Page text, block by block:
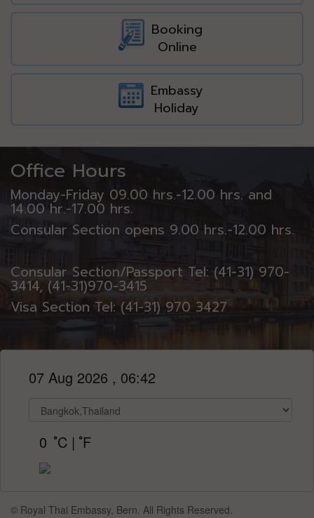
Booking
Online
Embassy
Holiday
Office Hours
Monday-Friday 09.00 hrs.-12.00 hrs. and
14.00 hr.-17.00 hrs.
Consular Section opens 9.00 hrs.-12.00 hrs.
Consular Section/Passport Tel: (41-31) 970-
3414, (41-31)970-3415
Visa Section Tel: (41-31) 970 3427
07 Aug 2026 , 06:42
0 ํC | ํF
© Royal Thai Embassy, Bern. All Rights Reserved.